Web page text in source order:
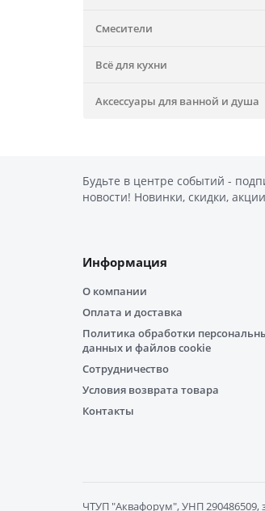
Смесители
Всё для кухни
Аксессуары для ванной и душа
Будьте в центре событий -
новости! Новинки, скидки,
Информация
О компании
Оплата и доставка
Политика обработки
данных и файлов cookie
Сотрудничество
Условия возврата товара
Контакты
ЧТУП "Aквафорум", УНП 290486509,